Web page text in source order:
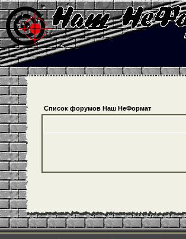
Список форумов Наш НеФормат